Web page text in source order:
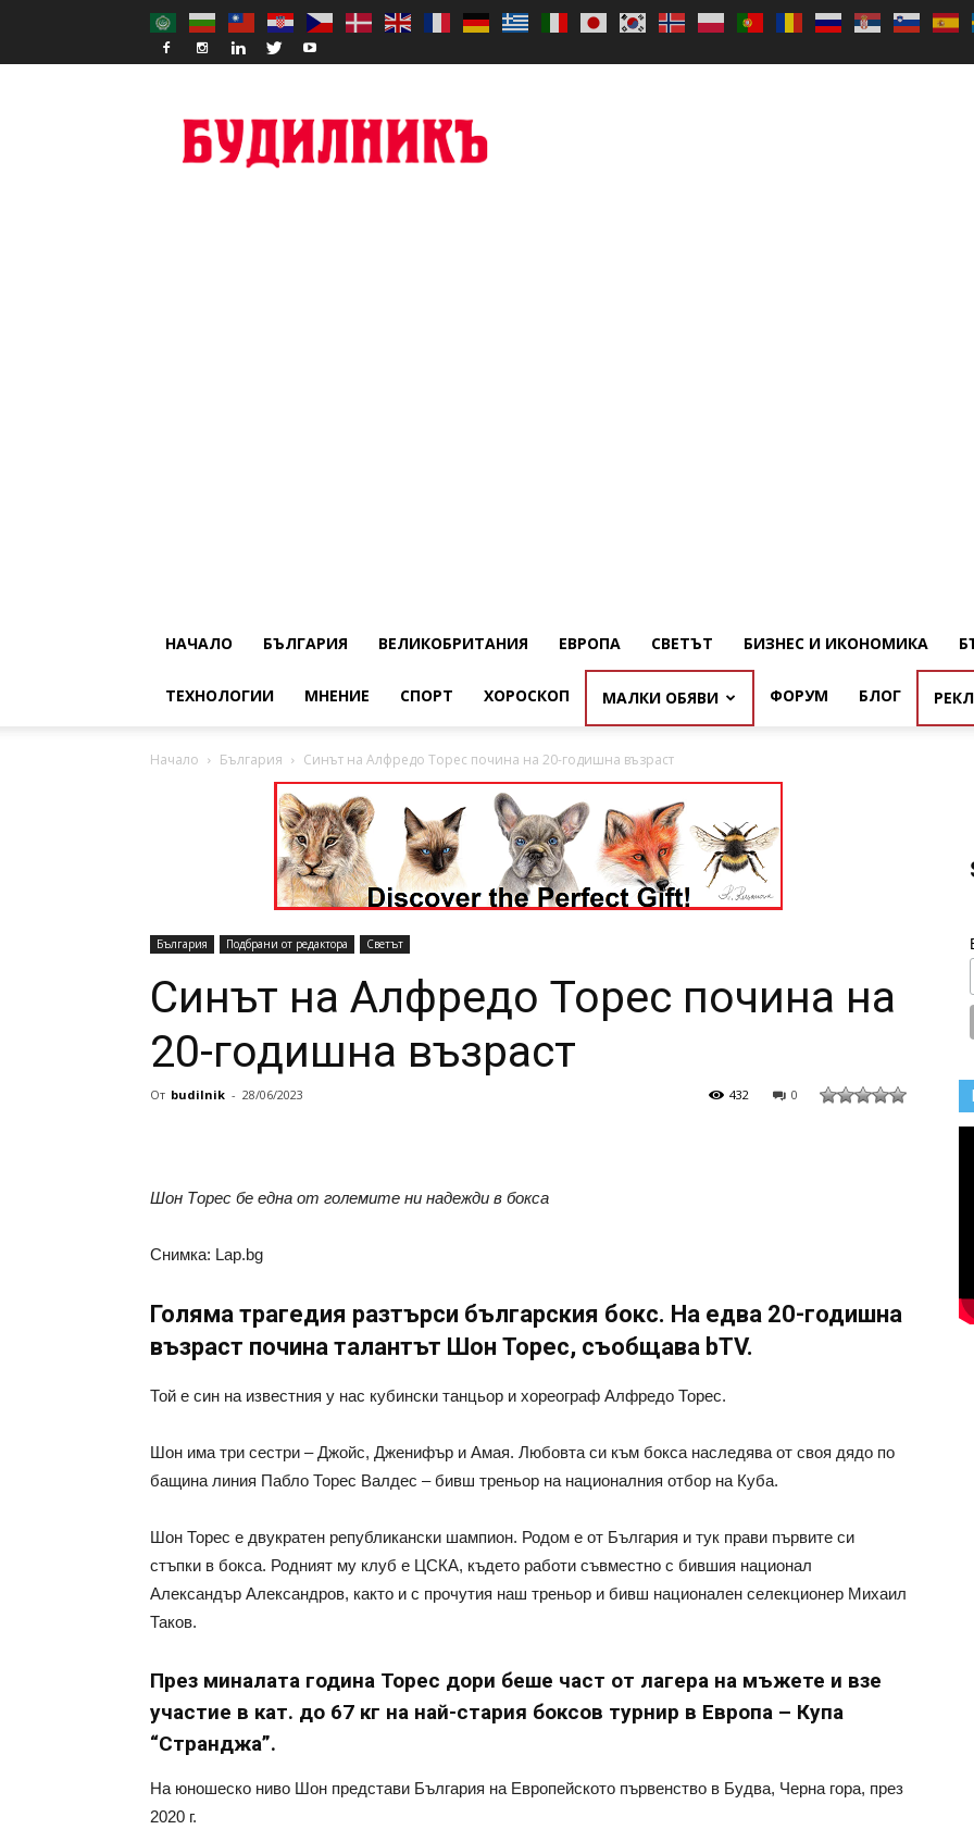
НАЧАЛО БЪЛГАРИЯ ВЕЛИКОБРИТАНИЯ ЕВРОПА СВЕТЪТ БИЗНЕС И ИКОНОМИКА
ТЕХНОЛОГИИ МНЕНИЕ СПОРТ ХОРОСКОП МАЛКИ ОБЯВИ ФОРУМ БЛОГ
Начало България Синът на Алфредо Торес почина на 20-годишна възраст
България Подбрани от редактора Светът
Синът на Алфредо Торес почина на
20-годишна възраст
От budilnik - 28/06/2023 0
432
Шон Торес бе една от големите ни надежди в бокса
Снимка: Lap.bg
Голяма трагедия разтърси българския бокс. На едва 20-годишна
възраст почина талантът Шон Торес, съобщава bTV.
Той е син на известния у нас кубински танцьор и хореограф Алфредо Торес.
Шон има три сестри – Джойс, Дженифър и Амая. Любовта си към бокса наследява от своя дядо по
бащина линия Пабло Торес Валдес – бивш треньор на националния отбор на Куба.
Шон Торес е двукратен републикански шампион. Родом е от България и тук прави първите си
стъпки в бокса. Родният му клуб е ЦСКА, където работи съвместно с бившия национал
Александър Александров, както и с прочутия наш треньор и бивш национален селекционер Михаил
Таков.
През миналата година Торес дори беше част от лагера на мъжете и взе
участие в кат. до 67 кг на най-стария боксов турнир в Европа – Купа
“Странджа”.
На юношеско ниво Шон представи България на Европейското първенство в Будва, Черна гора, през
2020 г.